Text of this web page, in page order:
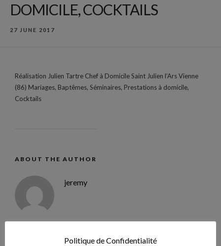
DOMICILE, COCKTAILS
27 JUNE 2017
Réalisation Julien Tartre Chef à Domicile Saint Julien l’Ars Vienne
(86) Mariages, Baptêmes, Séminaires, Prestations à domicile,
Cocktails
ABOUT THE AUTHOR
jeremy
Politique de Confidentialité